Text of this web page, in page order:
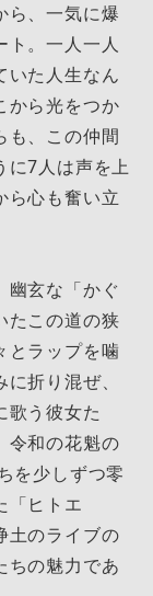
ら、一気に爆
ト。一人一人
いた人生なん
から光をつか
も、この仲間
に7人は声を上
ら心も奮い立
幽玄な「かぐ
たこの道の狭
とラップを噛
折り混ぜ、
歌う彼女た
令和の花魁の
を少しずつ零
「ヒトエ
土のライブの
ちの魅力であ